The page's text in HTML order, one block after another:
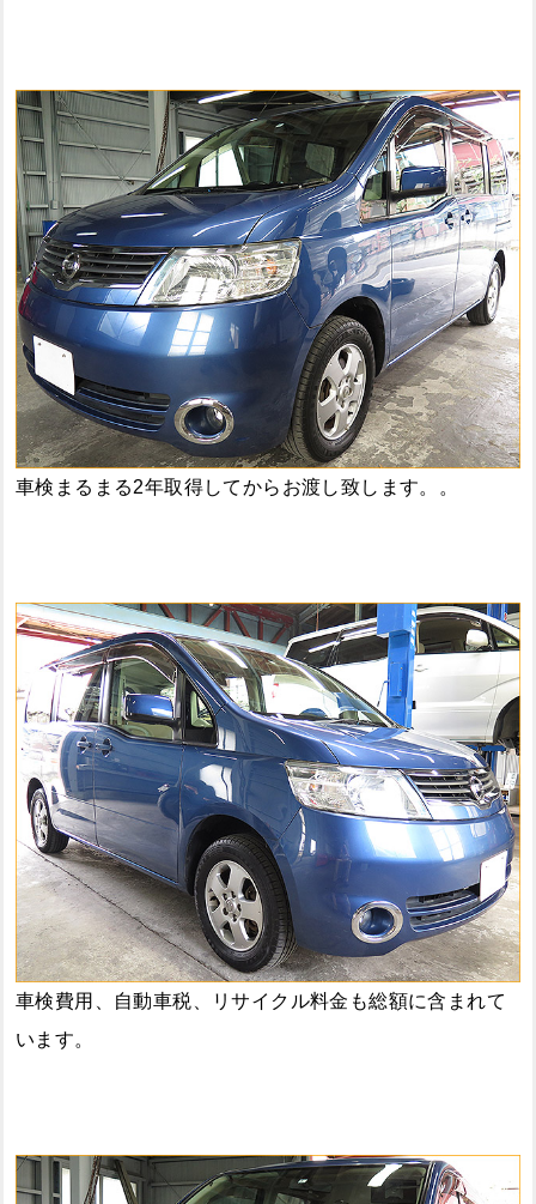
車検まるまる2年取得してからお渡し致します。。
車検費用、自動車税、リサイクル料金も総額に含まれて
います。